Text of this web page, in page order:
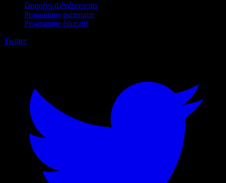
Données d'événements
Programme partenaire
Programme éducatif
Twitter